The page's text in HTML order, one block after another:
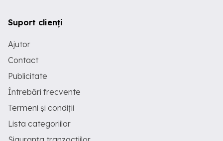
Suport clienți
Ajutor
Contact
Publicitate
Întrebări frecvente
Termeni și condiții
Lista categoriilor